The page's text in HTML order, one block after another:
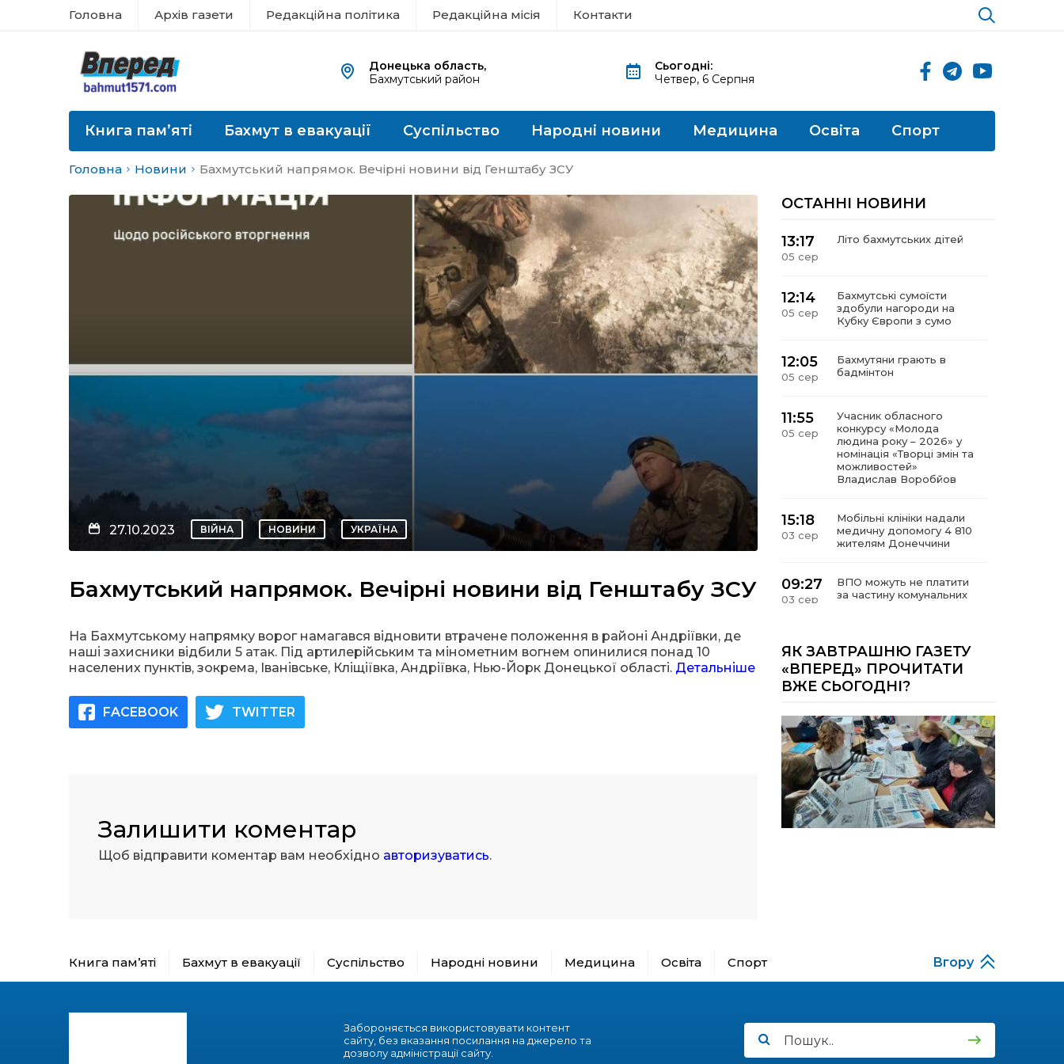
Головна Архів газети Редакційна політика Редакційна місія Контакти
Донецька область,
Бахмутський район
Сьогодні:
Четвер, 6 Серпня
Книга пам’яті Бахмут в евакуації Суспільство Народні новини Медицина Освіта Спорт
Головна Новини Бахмутський напрямок. Вечірні новини від Генштабу ЗСУ
27.10.2023 ВІЙНА НОВИНИ УКРАЇНА
Бахмутський напрямок. Вечірні новини від Генштабу ЗСУ
На Бахмутському напрямку ворог намагався відновити втрачене положення в районі Андріївки, де
наші захисники відбили 5 атак. Під артилерійським та мінометним вогнем опинилися понад 10
населених пунктів, зокрема, Іванівське, Кліщіївка, Андріївка, Нью-Йорк Донецької області. Детальніше
FACEBOOK TWITTER
Залишити коментар
Щоб відправити коментар вам необхідно авторизуватись.
ОСТАННІ НОВИНИ
13:17
05 сер
Літо бахмутських дітей
12:14
05 сер
Бахмутські сумоїсти
здобули нагороди на
Кубку Європи з сумо
12:05
05 сер
Бахмутяни грають в
бадмінтон
11:55
05 сер
Учасник обласного
конкурсу «Молода
людина року – 2026» у
номінація «Творці змін та
можливостей»
Владислав Воробйов
15:18
03 сер
Мобільні клініки надали
медичну допомогу 4 810
жителям Донеччини
09:27
03 сер
ВПО можуть не платити
за частину комунальних
14:12
01 сер
Досі ВПО? Юристка
розповіла, коли
переселенці втрачають
виплати та статус
внутрішньо переміщеної
14:04
01 сер
Учасниця обласного
конкурсу «Молода
людина року – 2026» у
номінації «Пульс життя»
Аліна Кулик
імені Юрія Кондратюка»
конкурсі «Молода
ЯК ЗАВТРАШНЮ ГАЗЕТУ
«ВПЕРЕД» ПРОЧИТАТИ
ВЖЕ СЬОГОДНІ?
Книга пам’яті Бахмут в евакуації Суспільство Народні новини Медицина Освіта Спорт Вгору
Забороняється використовувати контент
сайту, без вказання посилання на джерело та
дозволу адміністрації сайту.